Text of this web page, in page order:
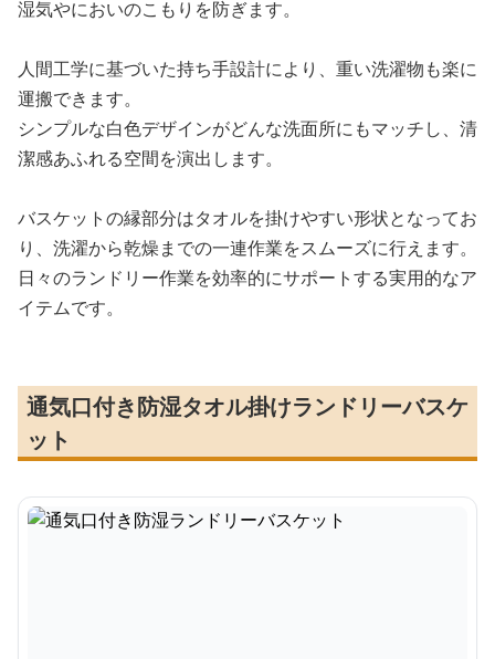
湿気やにおいのこもりを防ぎます。
人間工学に基づいた持ち手設計により、重い洗濯物も楽に
運搬できます。
シンプルな白色デザインがどんな洗面所にもマッチし、清
潔感あふれる空間を演出します。
バスケットの縁部分はタオルを掛けやすい形状となってお
り、洗濯から乾燥までの一連作業をスムーズに行えます。
日々のランドリー作業を効率的にサポートする実用的なア
イテムです。
通気口付き防湿タオル掛けランドリーバスケ
ット